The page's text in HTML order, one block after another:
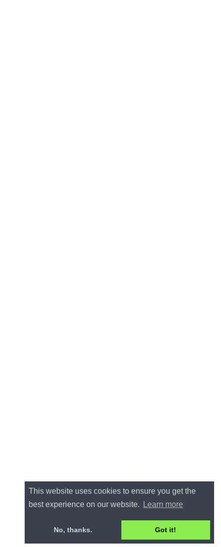
This website uses cookies to ensure you get the
best experience on our website.
Learn more
No, thanks. Got it!